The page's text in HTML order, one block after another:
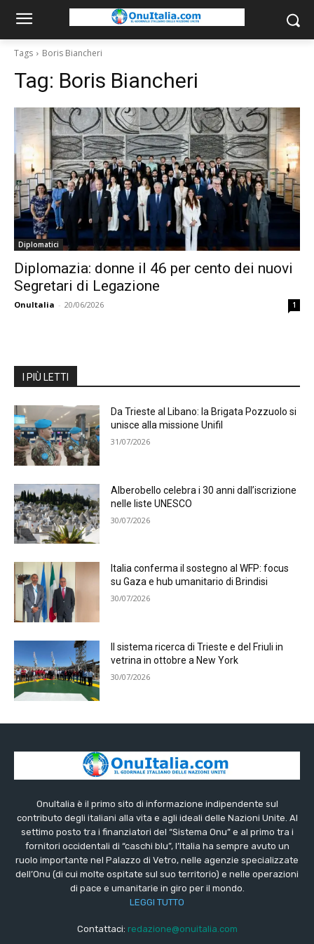
Tags Boris Biancheri
Tag: Boris Biancheri
Diplomatici
Diplomazia: donne il 46 per cento dei nuovi
Segretari di Legazione
OnuItalia - 20/06/2026 1
I PIÙ LETTI
Da Trieste al Libano: la Brigata Pozzuolo si
unisce alla missione Unifil
31/07/2026
Alberobello celebra i 30 anni dall’iscrizione
nelle liste UNESCO
30/07/2026
Italia conferma il sostegno al WFP: focus
su Gaza e hub umanitario di Brindisi
30/07/2026
Il sistema ricerca di Trieste e del Friuli in
vetrina in ottobre a New York
30/07/2026
OnuItalia è il primo sito di informazione indipendente sul
contributo degli italiani alla vita e agli ideali delle Nazioni Unite. Al
settimo posto tra i finanziatori del “Sistema Onu” e al primo tra i
fornitori occidentali di “caschi blu”, l’Italia ha sempre avuto un
ruolo importante nel Palazzo di Vetro, nelle agenzie specializzate
dell’Onu (di cui molte ospitate sul suo territorio) e nelle operazioni
di pace e umanitarie in giro per il mondo.
LEGGI TUTTO
Contattaci: redazione@onuitalia.com